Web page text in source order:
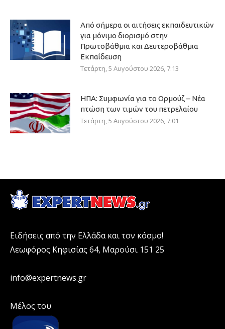
Από σήμερα οι αιτήσεις εκπαιδευτικών
για μόνιμο διορισμό στην
Πρωτοβάθμια και Δευτεροβάθμια
Εκπαίδευση
Τετάρτη, 5 Αυγούστου 2026, 7:13
ΗΠΑ: Συμφωνία για το Ορμούζ – Νέα
πτώση των τιμών του πετρελαίου
Τετάρτη, 5 Αυγούστου 2026, 7:01
Ειδήσεις από την Ελλάδα και τον κόσμο!
Λεωφόρος Κηφισίας 64, Μαρούσι 151 25
info@expertnews.gr
Μέλος του